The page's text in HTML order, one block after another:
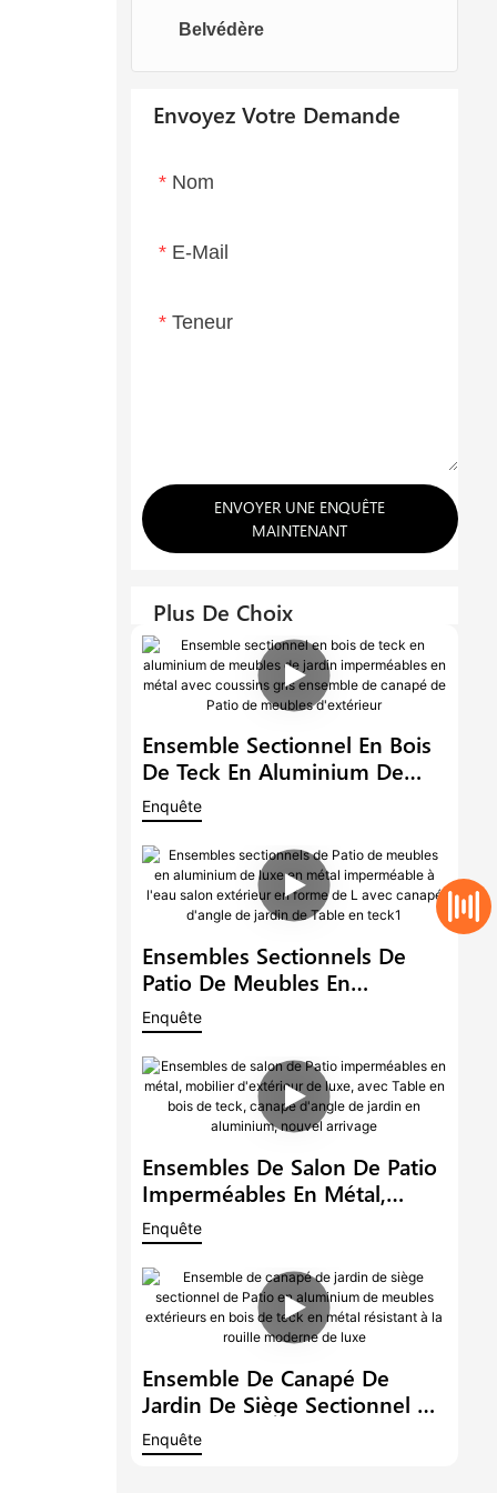
Chaises oeufs
Chaise longue
Belvédère
Envoyez Votre Demande
Nom
E-Mail
Teneur
ENVOYER UNE ENQUÊTE
MAINTENANT
Plus De Choix
Ensemble Sectionnel En Bois
De Teck En Aluminium De
Meubles De Jardin
Imperméables En Métal Avec
Coussins Gris Ensemble De
Canapé De Patio De Meubles
D'extérieur
Enquête
Ensembles Sectionnels De
Patio De Meubles En
Aluminium De Luxe En Métal
Imperméable À L'eau Salon
Extérieur En Forme De L Avec
Canapé D'angle De Jardin De
Table En Teck1
Enquête
Ensembles De Salon De Patio
Imperméables En Métal,
Mobilier D'extérieur De Luxe,
Avec Table En Bois De Teck,
Canapé D'angle De Jardin En
Aluminium, Nouvel Arrivage
Enquête
Ensemble De Canapé De
Jardin De Siège Sectionnel De
Patio En Aluminium De
Meubles Extérieurs En Bois
Enquête